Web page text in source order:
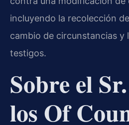
incluyendo la recolección
cambio de circunstancias y
testigos.
Sobre el
los Of